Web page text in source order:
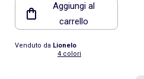
Personalizzabile - Certificato
Intertek
Aggiungi al
carrello
Venduto da Lionelo
4 colori